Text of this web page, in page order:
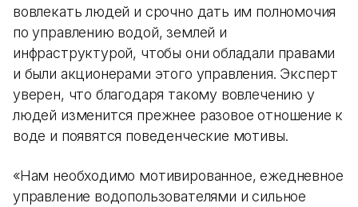
вовлекать людей и срочно дать им полномочия
по управлению водой, землей и
инфраструктурой, чтобы они обладали правами
и были акционерами этого управления. Эксперт
уверен, что благодаря такому вовлечению у
людей изменится прежнее разовое отношение к
воде и появятся поведенческие мотивы.
«Нам необходимо мотивированное, ежедневное
управление водопользователями и сильное